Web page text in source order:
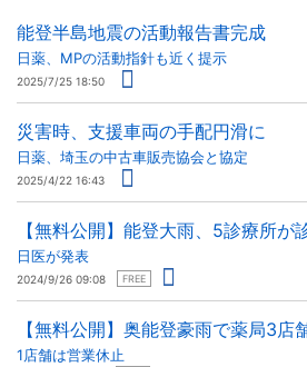
能登半島地震の活動報告書完成
日薬、MPの活動指針も近く提示
2025/7/25 18:50
災害時、支援車両の手配円滑に
日薬、埼玉の中古車販売協会と協定
2025/4/22 16:43
【無料公開】能登大雨、5診療所が
日医が発表
2024/9/26 09:08 FREE
【無料公開】奥能登豪雨で薬局3店
1店舗は営業休止